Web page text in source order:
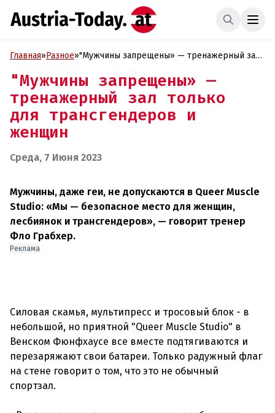
Главная»Разное»"Мужчины запрещены» — тренажерный зал
"Мужчины запрещены» —
тренажерный зал только
для трансгендеров и
женщин
Среда, 7 Июня 2023
Мужчины, даже геи, не допускаются в Queer Muscle
Studio: «Мы — безопасное место для женщин,
лесбиянок и трансгендеров», — говорит тренер
Фло Грабхер.
Реклама
Силовая скамья, мультипресс и тросовый блок - в
небольшой, но приятной "Queer Muscle Studio" в
Венском Фюнфхаусе все вместе подтягиваются и
перезаряжают свои батареи. Только радужный флаг
на стене говорит о том, что это не обычный
спортзал.